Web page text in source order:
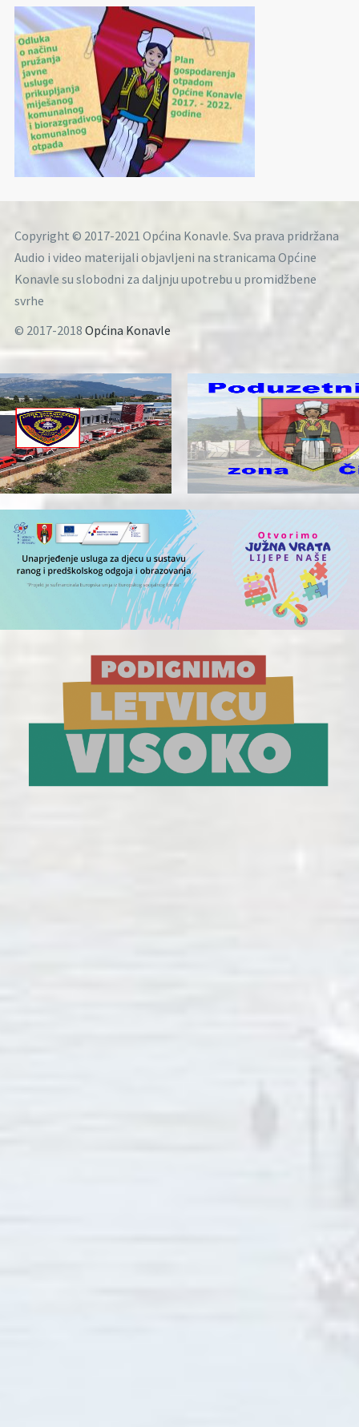
Copyright © 2017-2021 Općina Konavle. Sva prava pridržana
Audio i video materijali objavljeni na stranicama Općine
Konavle su slobodni za daljnju upotrebu u promidžbene
svrhe
© 2017-2018 Općina Konavle